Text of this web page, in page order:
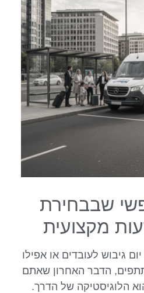
שבבחירת
מקצועית
גיבוש לעובדים או אפילו
הדבר האחרון שאתם
הלוגיסטיקה של הדרך.